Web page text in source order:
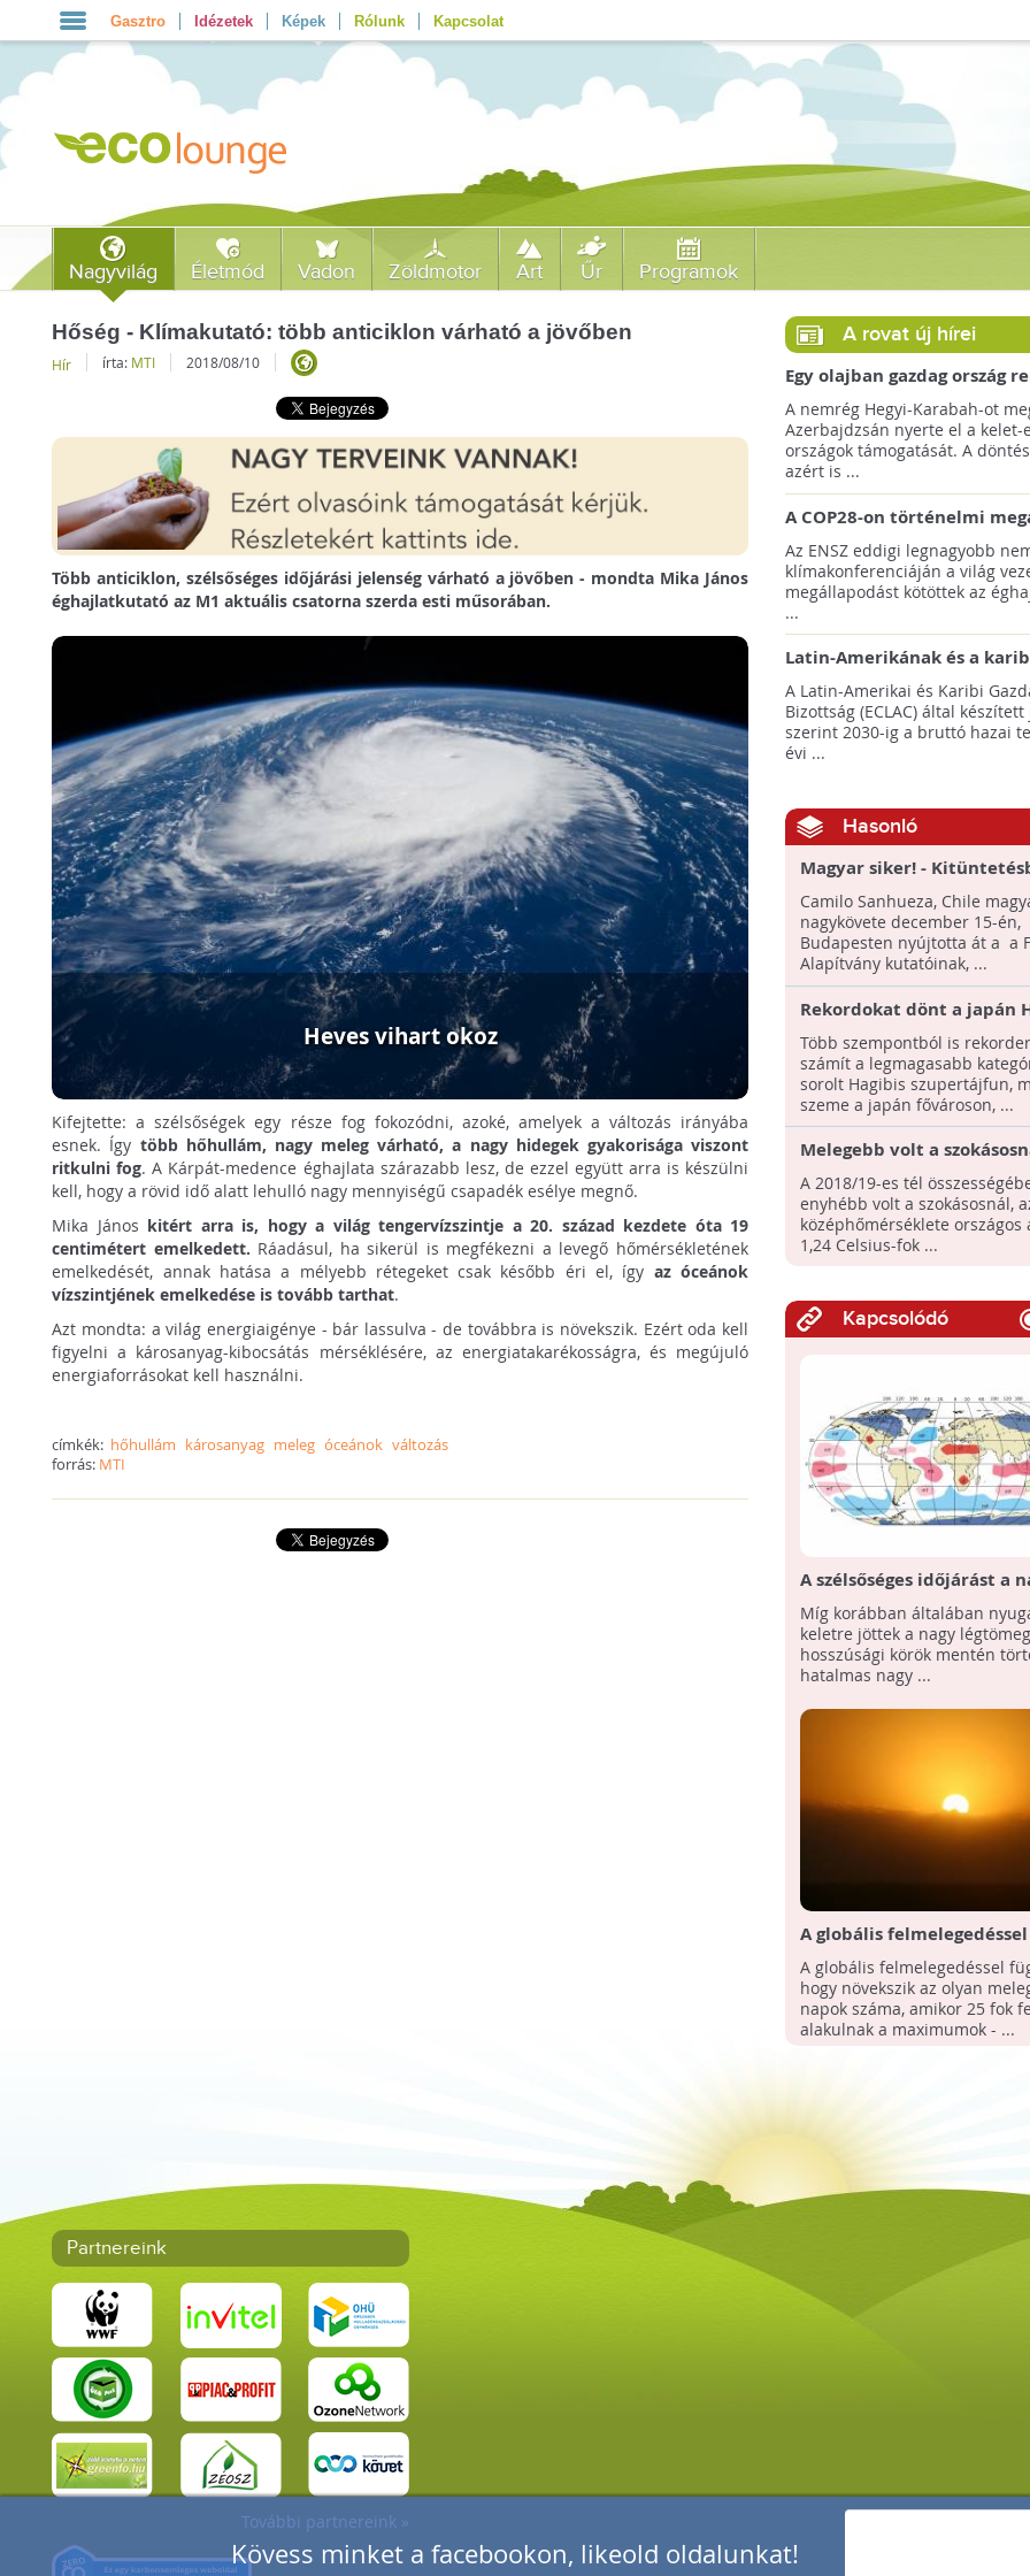
Kövess minket a facebookon, likeold oldalunkat!
Gasztro Idézetek Képek Rólunk Kapcsolat
Nagyvilág Életmód Vadon Zöldmotor Art Űr Programok
Hőség - Klímakutató: több anticiklon várható a jövőben
Hír írta: MTI 2018/08/10
Több anticiklon, szélsőséges időjárási jelenség várható a jövőben - mondta Mika János
éghajlatkutató az M1 aktuális csatorna szerda esti műsorában.
Heves vihart okoz
Kifejtette: a szélsőségek egy része fog fokozódni, azoké, amelyek a változás irányába
esnek. Így több hőhullám, nagy meleg várható, a nagy hidegek gyakorisága viszont
ritkulni fog. A Kárpát-medence éghajlata szárazabb lesz, de ezzel együtt arra is készülni
kell, hogy a rövid idő alatt lehulló nagy mennyiségű csapadék esélye megnő.
Mika János kitért arra is, hogy a világ tengervízszintje a 20. század kezdete óta 19
centimétert emelkedett. Ráadásul, ha sikerül is megfékezni a levegő hőmérsékletének
emelkedését, annak hatása a mélyebb rétegeket csak később éri el, így az óceánok
vízszintjének emelkedése is tovább tarthat.
Azt mondta: a világ energiaigénye - bár lassulva - de továbbra is növekszik. Ezért oda kell
figyelni a károsanyag-kibocsátás mérséklésére, az energiatakarékosságra, és megújuló
energiaforrásokat kell használni.
címkék: hőhullám károsanyag meleg óceánok változás
forrás: MTI
A rovat új hírei
Egy olajban gazdag ország
jövőre a COP29 klímacsúcsot
A nemrég Hegyi-Karabah-ot
Azerbajdzsán nyerte el a kelet-
országok támogatását. A
azért is ...
A COP28-on történelmi
született! - Összefoglaló az
klímacsúcsáról
Az ENSZ eddigi legnagyobb
klímakonferenciáján a világ
megállapodást kötöttek az
...
Latin-Amerikának és a
térségnek növelniük kell
az éghajlatvédelmi célok
A Latin-Amerikai és Karibi
Bizottság (ECLAC) által
szerint 2030-ig a bruttó hazai
évi ...
Hasonló
Magyar siker! -
részesített két hazai
a chilei
Camilo Sanhueza, Chile
nagykövete december 15-én,
Budapesten nyújtotta át a a
Alapítvány kutatóinak, ...
Rekordokat dönt a japán
tájfun
Több szempontból is
számít a legmagasabb
sorolt Hagibis szupertájfun,
szeme a japán fővároson, ...
Melegebb volt a
tél
A 2018/19-es tél
enyhébb volt a szokásosnál,
középhőmérséklete országos
1,24 Celsius-fok ...
Kapcsolódó
A szélsőséges időjárást a
légtömegek vándorlási
változása okozhatja
Míg korábban általában
keletre jöttek a nagy
hosszúsági körök mentén
hatalmas nagy ...
A globális
össze, hogy több a meleg
A globális felmelegedéssel
hogy növekszik az olyan
napok száma, amikor 25 fok
alakulnak a maximumok - ...
Partnereink
További partnereink »